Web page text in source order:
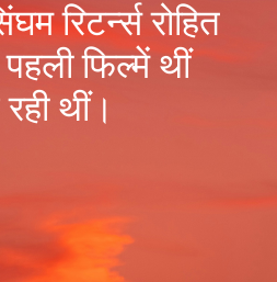
रिटर्न्स रोहित
फिल्में थीं
थीं।